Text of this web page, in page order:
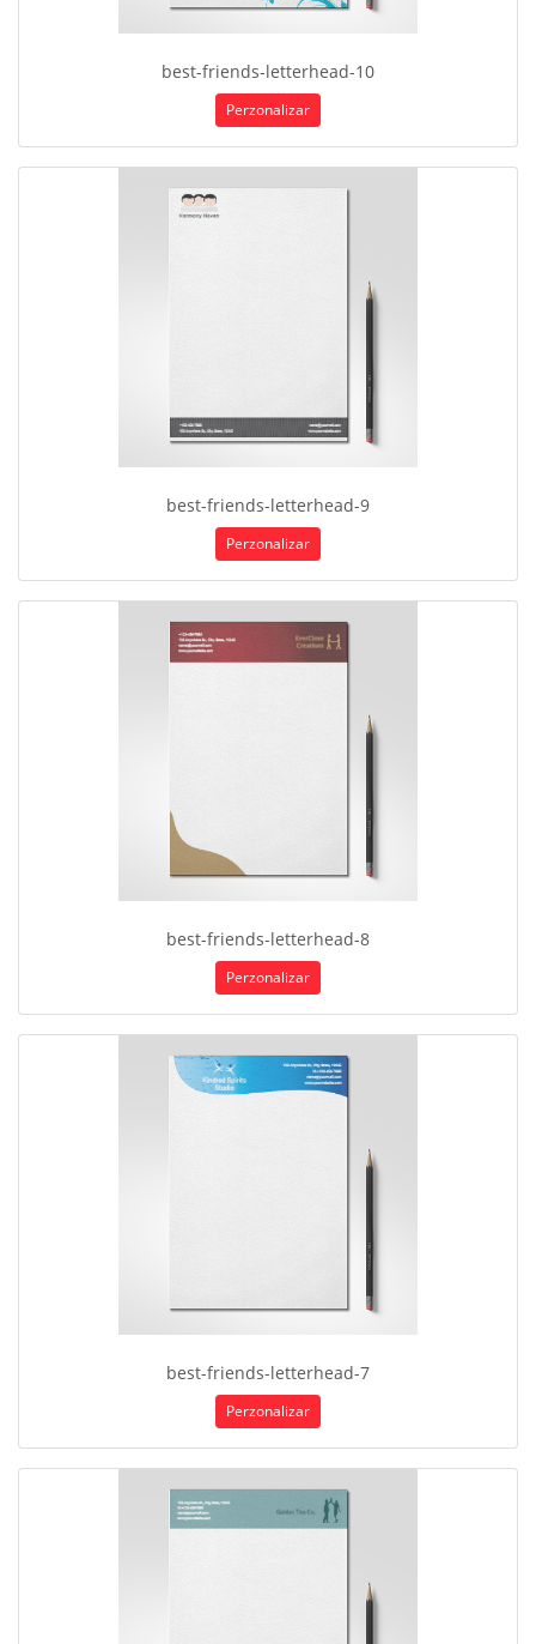
best-friends-letterhead-10
Perzonalizar
best-friends-letterhead-9
Perzonalizar
best-friends-letterhead-8
Perzonalizar
best-friends-letterhead-7
Perzonalizar